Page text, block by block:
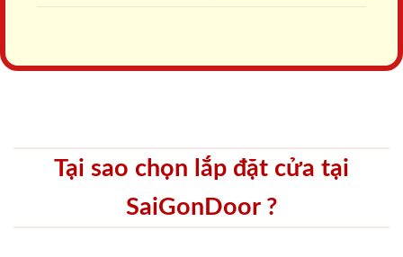
Tại sao chọn lắp đặt cửa tại
SaiGonDoor ?